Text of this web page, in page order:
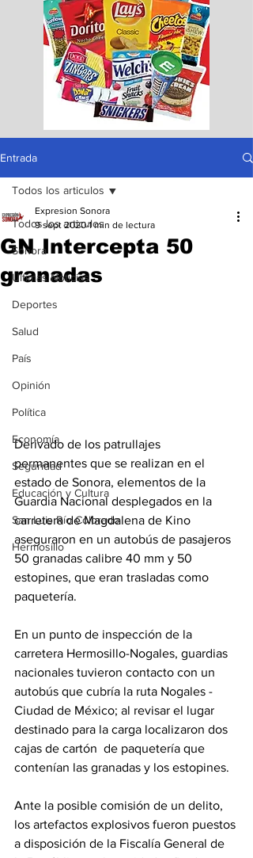
Entrada
Todos los articulos
Sonora
Ultimas Noticias
Deportes
Salud
País
Opinión
Política
Economía
Seguridad
Educación y Cultura
San Luis Río Colorado
Hermosillo
Todos los articulos
GN Intercepta 50
granadas
Expresion Sonora
9 sept 2020 1 min de lectura
Derivado de los patrullajes
permanentes que se realizan en el
estado de Sonora, elementos de la
Guardia Nacional desplegados en la
carretera de Magdalena de Kino
aseguraron en un autobús de pasajeros
50 granadas calibre 40 mm y 50
estopines, que eran trasladas como
paquetería.
En un punto de inspección de la
carretera Hermosillo-Nogales, guardias
nacionales tuvieron contacto con un
autobús que cubría la ruta Nogales -
Ciudad de México; al revisar el lugar
destinado para la carga localizaron dos
cajas de cartón  de paquetería que
contenían las granadas y los estopines.
Ante la posible comisión de un delito,
los artefactos explosivos fueron puestos
a disposición de la Fiscalía General de